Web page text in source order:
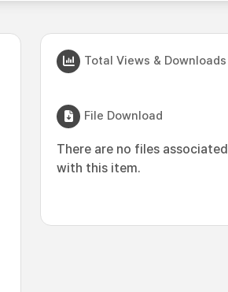
Total Views & Downloads
File Download
There are no files associated
with this item.